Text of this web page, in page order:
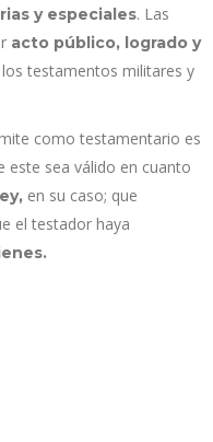
y especiales. Las
acto público, logrado y
testamentos militares y
como testamentario es
este sea válido en cuanto
en su caso; que
el testador haya